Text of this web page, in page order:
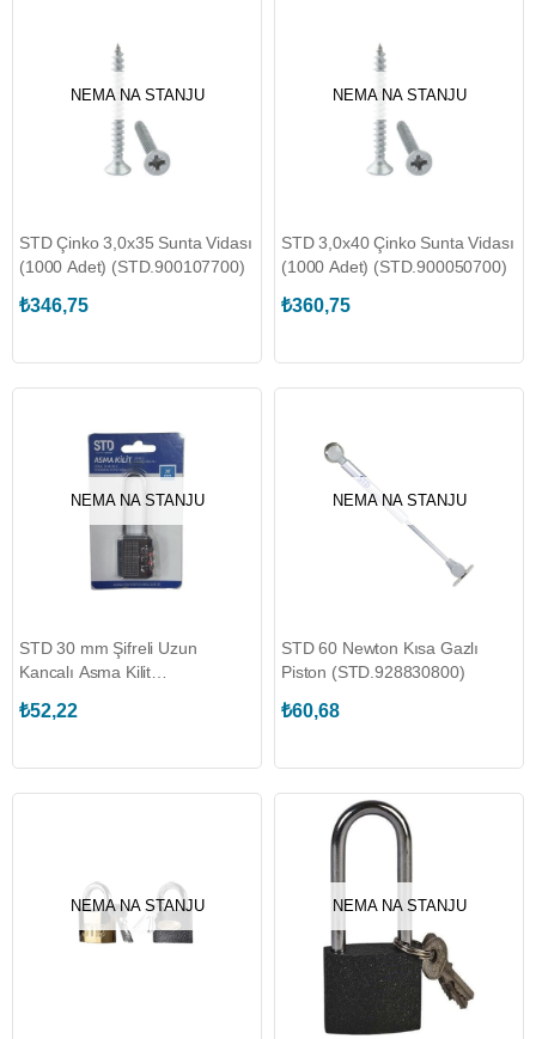
NEMA NA STANJU
STD Çinko 3,0x35 Sunta Vidası
(1000 Adet) (STD.900107700)
₺346,75
NEMA NA STANJU
STD 3,0x40 Çinko Sunta Vidası
(1000 Adet) (STD.900050700)
₺360,75
NEMA NA STANJU
STD 30 mm Şifreli Uzun
Kancalı Asma Kilit
₺52,22
NEMA NA STANJU
STD 60 Newton Kısa Gazlı
Piston (STD.928830800)
₺60,68
NEMA NA STANJU NEMA NA STANJU